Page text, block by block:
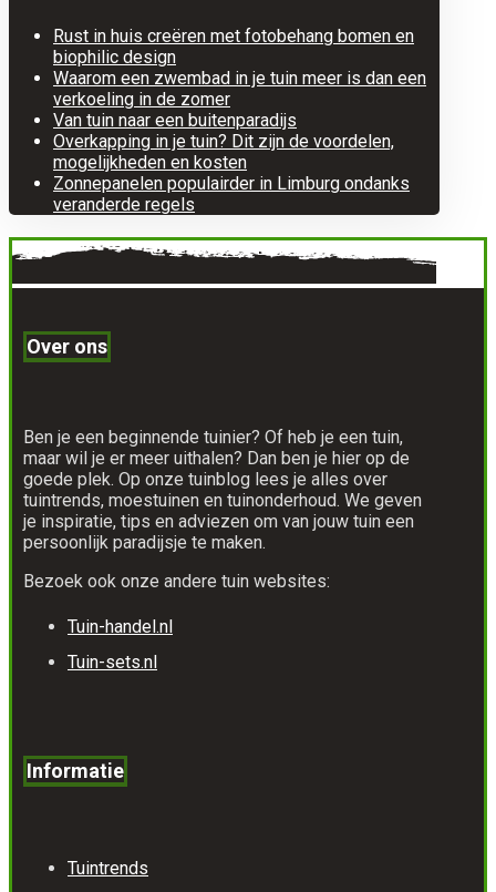
Rust in huis creëren met fotobehang bomen en
biophilic design
Waarom een zwembad in je tuin meer is dan een
verkoeling in de zomer
Van tuin naar een buitenparadijs
Overkapping in je tuin? Dit zijn de voordelen,
mogelijkheden en kosten
Zonnepanelen populairder in Limburg ondanks
veranderde regels
Over ons
Ben je een beginnende tuinier? Of heb je een tuin,
maar wil je er meer uithalen? Dan ben je hier op de
goede plek. Op onze tuinblog lees je alles over
tuintrends, moestuinen en tuinonderhoud. We geven
je inspiratie, tips en adviezen om van jouw tuin een
persoonlijk paradijsje te maken.
Bezoek ook onze andere tuin websites:
Tuin-handel.nl
Tuin-sets.nl
Informatie
Tuintrends